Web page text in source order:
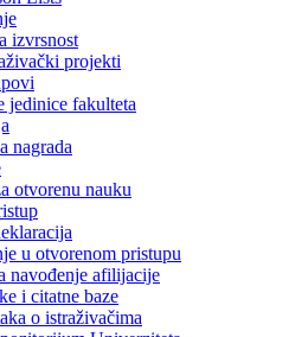
izvrsnost
projekti
jedinice fakulteta
nagrada
otvorenu nauku
u otvorenom pristupu
navođenje afilijacije
i citatne baze
o istraživačima